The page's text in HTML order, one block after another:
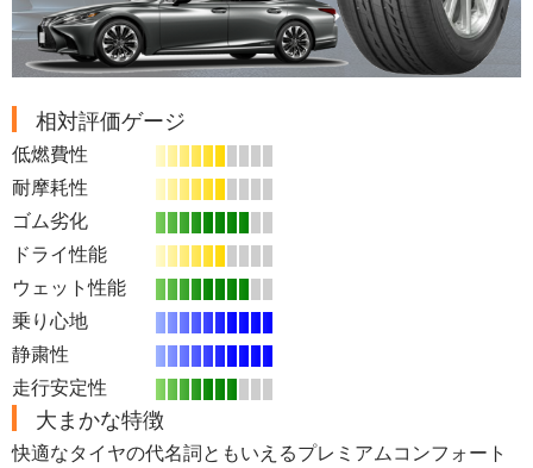
相対評価ゲージ
低燃費性
耐摩耗性
ゴム劣化
ドライ性能
ウェット性能
乗り心地
静粛性
走行安定性
大まかな特徴
快適なタイヤの代名詞ともいえるプレミアムコンフォート